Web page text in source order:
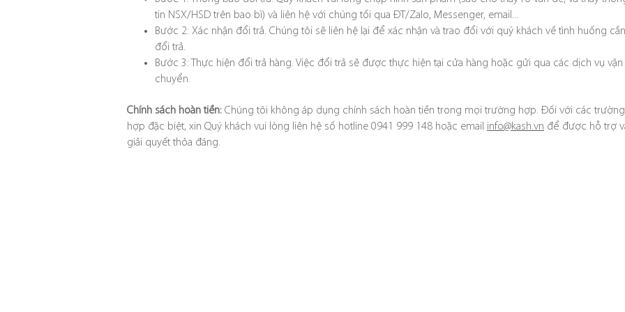
tin NSX/HSD trên bao bì) và liên hệ với chúng tối qua ĐT/Zalo, Messenger, email...
Bước 2: Xác nhận đổi trả. Chúng tôi sẽ liên hệ lại để xác nhận và trao đổi với quý khách về tình huống cần
đổi trả.
Bước 3: Thực hiện đổi trả hàng. Việc đổi trả sẽ được thực hiện tại cửa hàng hoặc gửi qua các dịch vụ vận
chuyển.
Chính sách hoàn tiền: Chúng tôi không áp dụng chính sách hoàn tiền trong mọi trường hợp. Đối với các trường
hợp đặc biệt, xin Quý khách vui lòng liên hệ số hotline 0941 999 148 hoặc email info@kash.vn để được hỗ trợ
giải quyết thỏa đáng.